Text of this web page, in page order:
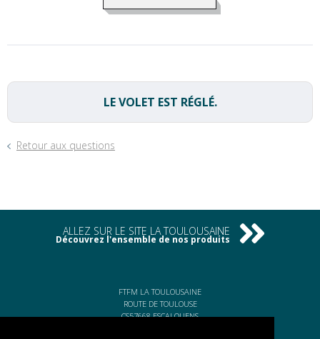
LE VOLET EST RÉGLÉ.
Retour aux questions
FTFM LA TOULOUSAINE
ROUTE DE TOULOUSE
CS57668 ESCALQUENS
ALLEZ SUR LE SITE LA TOULOUSAINE
Découvrez l'ensemble de nos produits